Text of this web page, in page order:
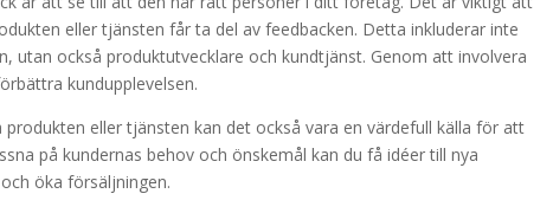
eller tjänsten får ta del av feedbacken. Detta inkluderar inte
utan också produktutvecklare och kundtjänst. Genom att involvera
kundupplevelsen.
eller tjänsten kan det också vara en värdefull källa för att
på kundernas behov och önskemål kan du få idéer till nya
öka försäljningen.